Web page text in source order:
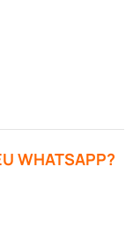
WHATSAPP?